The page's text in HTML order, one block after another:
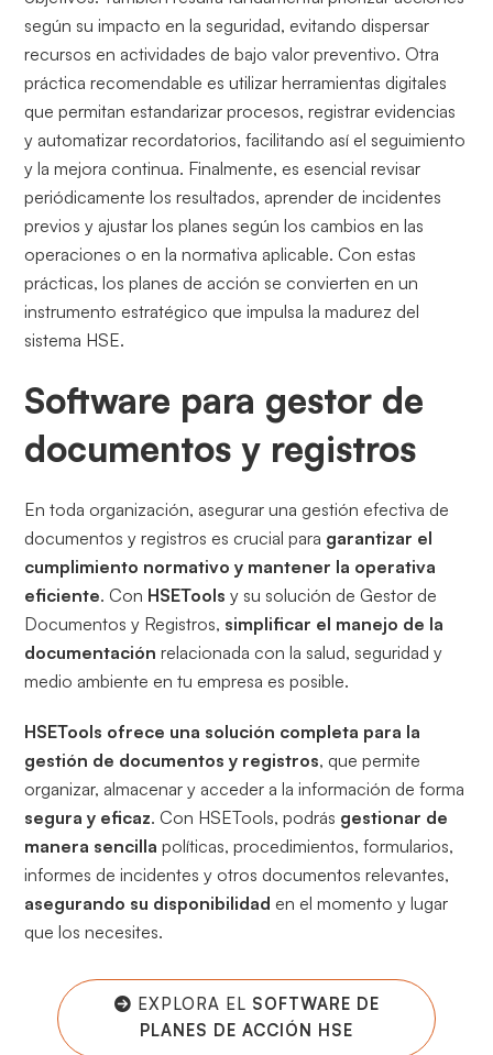
según su impacto en la seguridad, evitando dispersar
recursos en actividades de bajo valor preventivo. Otra
práctica recomendable es utilizar herramientas digitales
que permitan estandarizar procesos, registrar evidencias
y automatizar recordatorios, facilitando así el seguimiento
y la mejora continua. Finalmente, es esencial revisar
periódicamente los resultados, aprender de incidentes
previos y ajustar los planes según los cambios en las
operaciones o en la normativa aplicable. Con estas
prácticas, los planes de acción se convierten en un
instrumento estratégico que impulsa la madurez del
sistema HSE.
Software para gestor de
documentos y registros
En toda organización, asegurar una gestión efectiva de
documentos y registros es crucial para garantizar el
cumplimiento normativo y mantener la operativa
eficiente. Con HSEToolsy su solución de Gestor de
Documentos y Registros, simplificar el manejo de la
documentación relacionada con la salud, seguridad y
medio ambiente en tu empresa es posible.
HSETools ofrece una solución completa para la
gestión de documentos y registros, que permite
organizar, almacenar y acceder a la información de forma
segura y eficaz. Con HSETools, podrás gestionar de
manera sencillapolíticas, procedimientos, formularios,
informes de incidentes y otros documentos relevantes,
asegurando su disponibilidad en el momento y lugar
que los necesites.
EXPLORA EL SOFTWARE DE
PLANES DE ACCIÓN HSE